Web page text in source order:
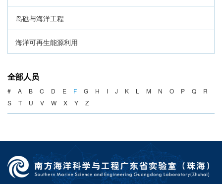
岛礁与海洋工程
海洋可再生能源利用
海洋产业与政策
海洋可持续发展
全部人员
# A B C D E F G H I J K L M N O P Q
R
S
T U V W X Y Z